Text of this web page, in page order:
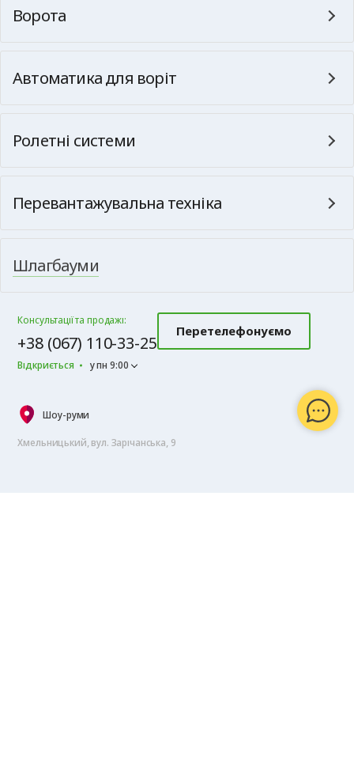
Ворота
Автоматика для воріт
Ролетні системи
Перевантажувальна техніка
Шлагбауми
Консультації та продажі:
+38 (067) 110-33-25
Відкриється у пн 9:00
Перетелефонуємо
Шоу-руми
Хмельницький, вул. Зарічанська, 9